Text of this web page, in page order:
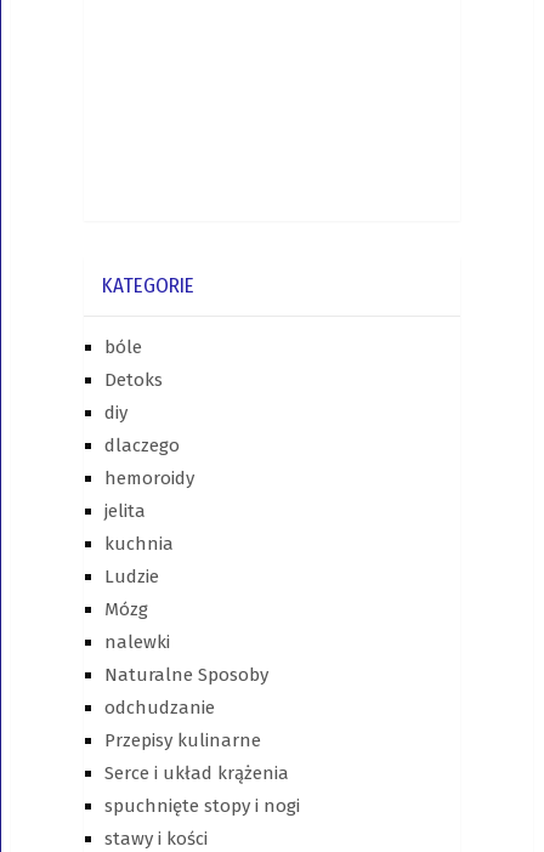
KATEGORIE
bóle
Detoks
diy
dlaczego
hemoroidy
jelita
kuchnia
Ludzie
Mózg
nalewki
Naturalne Sposoby
odchudzanie
Przepisy kulinarne
Serce i układ krążenia
spuchnięte stopy i nogi
stawy i kości